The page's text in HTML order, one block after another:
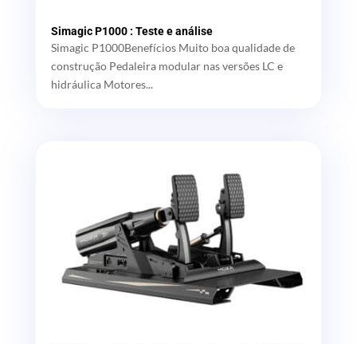
Simagic P1000 : Teste e análise
Simagic P1000Benefícios Muito boa qualidade de
construção Pedaleira modular nas versões LC e
hidráulica Motores...